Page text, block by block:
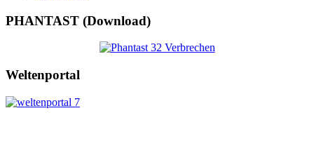
PHANTAST (Download)
Weltenportal